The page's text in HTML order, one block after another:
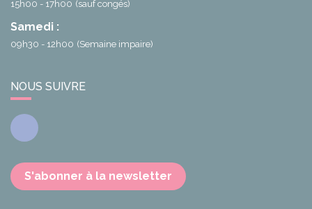
15h00 - 17h00 (sauf congés)
Samedi :
09h30 - 12h00 (Semaine impaire)
NOUS SUIVRE
Facebook
S'abonner à la newsletter